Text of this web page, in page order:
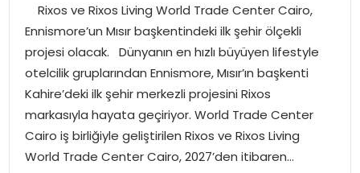
SPOR
EKONOMI
MAGAZIN
DÜNYA
Rixos ve Rixos Living World Trade Center Cairo,
Ennismore’un Mısır başkentindeki ilk şehir ölçekli
projesi olacak. Dünyanın en hızlı büyüyen lifestyle
otelcilik gruplarından Ennismore, Mısır’ın başkenti
Kahire’deki ilk şehir merkezli projesini Rixos
markasıyla hayata geçiriyor. World Trade Center
Cairo iş birliğiyle geliştirilen Rixos ve Rixos Living
World Trade Center Cairo, 2027’den itibaren…